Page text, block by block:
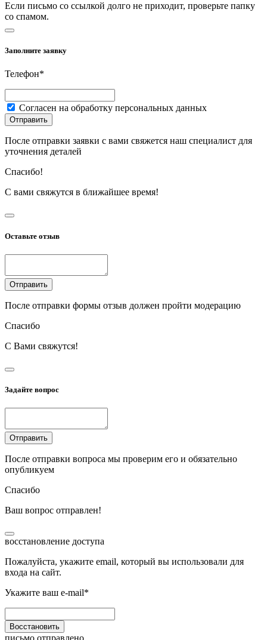
Если письмо со ссылкой долго не приходит, проверьте папку
со спамом.
Заполните заявку
Телефон*
Согласен на обработку персональных данных
Отправить
После отправки заявки с вами свяжется наш специалист для
уточнения деталей
Спасибо!
С вами свяжутся в ближайшее время!
Оставьте отзыв
Отправить
После отправки формы отзыв должен пройти модерацию
Спасибо
С Вами свяжутся!
Задайте вопрос
Отправить
После отправки вопроса мы проверим его и обязательно
опубликуем
Спасибо
Ваш вопрос отправлен!
восстановление доступа
Пожалуйста, укажите email, который вы использовали для
входа на сайт.
Укажите ваш e-mail*
Восстановить
письмо отправлено